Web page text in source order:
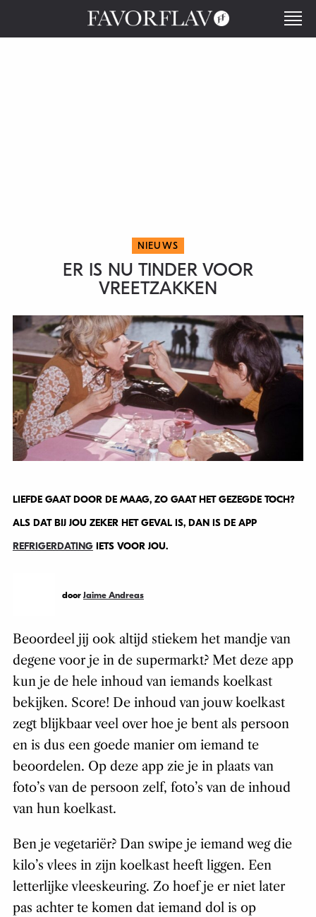
NIEUWS
ER IS NU TINDER VOOR
VREETZAKKEN
LIEFDE GAAT DOOR DE MAAG, ZO GAAT HET GEZEGDE TOCH?
ALS DAT BIJ JOU ZEKER HET GEVAL IS, DAN IS DE APP
REFRIGERDATINGIETS VOOR JOU.
door Jaime Andreas
Beoordeel jij ook altijd stiekem het mandje van
degene voor je in de supermarkt? Met deze app
kun je de hele inhoud van iemands koelkast
bekijken. Score! De inhoud van jouw koelkast
zegt blijkbaar veel over hoe je bent als persoon
en is dus een goede manier om iemand te
beoordelen. Op deze app zie je in plaats van
foto’s van de persoon zelf, foto’s van de inhoud
van hun koelkast.
Ben je vegetariër? Dan swipe je iemand weg die
kilo’s vlees in zijn koelkast heeft liggen. Een
letterlijke vleeskeuring. Zo hoef je er niet later
pas achter te komen dat iemand dol is op